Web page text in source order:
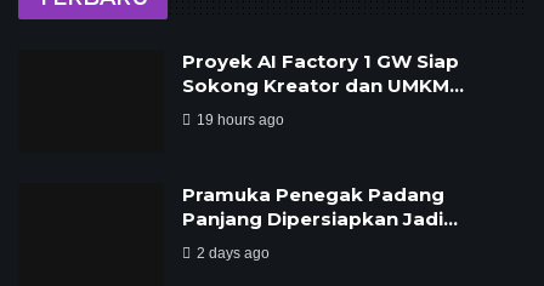
Proyek AI Factory 1 GW Siap
Sokong Kreator dan UMKM…
19 hours ago
Pramuka Penegak Padang
Panjang Dipersiapkan Jadi…
2 days ago